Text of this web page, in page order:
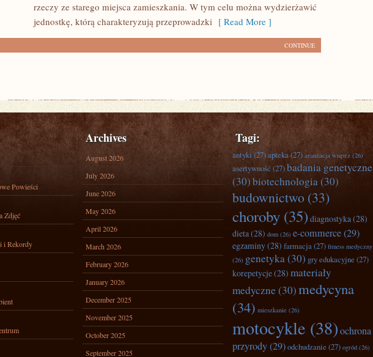
PRZEPROWADZKOWĄrzeczy ze starego miejsca zamieszkania. W tym celu można wydzierżawić
jednostkę, którą charakteryzują przeprowadzki [ Read More ]
CONTINUE
Powieści
Zdjęć
i Rekordy
Archives
August 2026
July 2026
June 2026
May 2026
April 2026
March 2026
February 2026
January 2026
December 2025
November 2025
October 2025
September 2025
Tagi:
antyki(27)apteka(27) aranżacja wnętrz (26)
asertywność (27)badania genetyczne
(30)biotechnologia(30)
budownictwo (33)
choroby (35) diagnostyka(28)
dieta(28) dom (26) e-commerce(29)
egzaminy(28) farmacja(27) fitness medyczny
(26) genetyka(30) gry edukacyjne (27)
korepetycje(28) materiały
medyczne (30)medycyna
(34) mieszkanie (26)
motocykle (38)ochrona
przyrody(29)odchudzanie (27) ogród (26)